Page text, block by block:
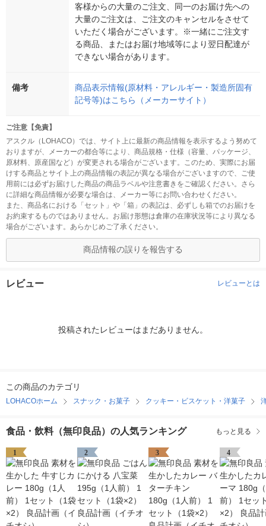
客様からの大量のご注文、同一のお届け先への
大量のご注文は、ご注文のキャンセルをさせて
いただく場合がございます。※一緒にご注文す
る商品、またはお届け地域等により翌日配達が
できない場合があります。
備考
商品表示情報(原材料・アレルギー・製造所固有
記号等)はこちら（メーカーサイト）
ご注意【免責】
アスクル（LOHACO）では、サイト上に最新の商品情報を表示するよう努めて
おりますが、メーカーの都合等により、商品規格・仕様（容量、パッケージ、
原材料、原産国など）が変更される場合がございます。このため、実際にお届
けする商品とサイト上の商品情報の表記が異なる場合がございますので、ご使
用前には必ずお届けした商品の商品ラベルや注意書きをご確認ください。さら
に詳細な商品情報が必要な場合は、メーカー等にお問い合わせください。
また、商品名における「セット」や「箱」の表記は、必ずしも箱でのお届けを
お約束するものではありません。お届け形態は倉庫の在庫状況等により異なる
場合がございます。あらかじめご了承ください。
商品情報の誤りを報告する
レビュー レビューとは
投稿されたレビューはまだありません。
この商品のカテゴリ
LOHACOホーム スナック・お菓子 クッキー・ビスケット・洋菓子
食品・飲料（無印良品）の人気ランキング もっと見る
1 2 3 4